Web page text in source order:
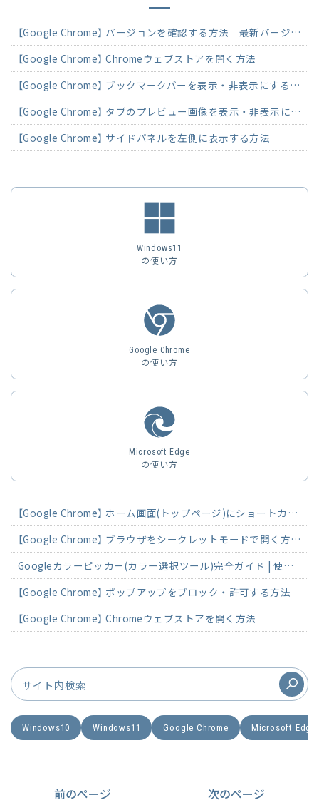
【Google Chrome】 バージョンを確認する方法｜最新バージョンへのアップデートも解説
【Google Chrome】 Chromeウェブストアを開く方法
【Google Chrome】 ブックマークバーを表示・非表示にする方法
【Google Chrome】 タブのプレビュー画像を表示・非表示にする方法
【Google Chrome】 サイドパネルを左側に表示する方法
Windows11
の使い方
Google Chrome
の使い方
Microsoft Edge
の使い方
【Google Chrome】 ホーム画面(トップページ)にショートカットを作成する方法
【Google Chrome】 ブラウザをシークレットモードで開く方法 (設定・解除)
Googleカラーピッカー(カラー選択ツール)完全ガイド | 使い方とカラーコード活用法
【Google Chrome】 ポップアップをブロック・許可する方法
【Google Chrome】 Chromeウェブストアを開く方法
Windows10 Windows11 Google Chrome Microsoft Edge
前のページ 次のページ